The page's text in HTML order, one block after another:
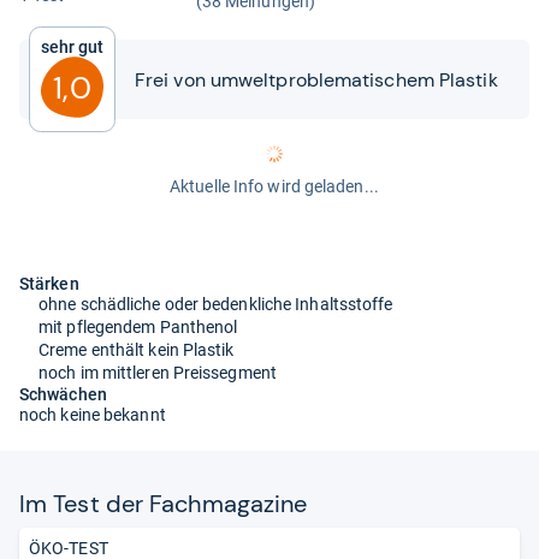
Sehr gut
1,0 Frei von umwelt­pro­ble­ma­ti­schem Plas­tik
Aktuelle Info wird geladen...
Stärken
ohne schädliche oder bedenkliche Inhaltsstoffe
mit pflegendem Panthenol
Creme enthält kein Plastik
noch im mittleren Preissegment
Schwächen
noch keine bekannt
Im Test der Fach­ma­ga­zine
ÖKO-TEST